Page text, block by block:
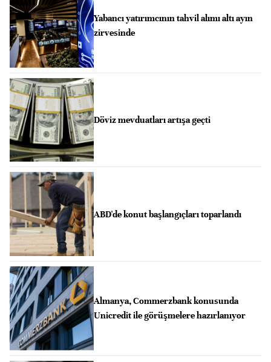
Yabancı yatırımcının tahvil alımı altı ayın
zirvesinde
Döviz mevduatları artışa geçti
ABD'de konut başlangıçları toparlandı
Almanya, Commerzbank konusunda
Unicredit ile görüşmelere hazırlanıyor